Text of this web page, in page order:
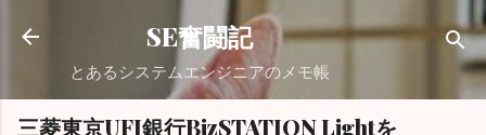
スキップしてメイン コンテンツに移動
SE奮闘記
とあるシステムエンジニアのメモ帳
三菱東京UFJ銀行BizSTATION Lightを